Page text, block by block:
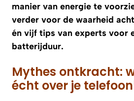
manier van energie te
verder voor de waarheid
én vijf tips van experts voor
batterijduur.
Mythes ontkracht:
écht over je